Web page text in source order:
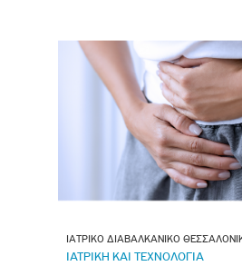
ΙΑΤΡΙΚΟ ΔΙΑΒΑΛΚΑΝΙΚΟ
ΙΑΤΡΙΚΗ ΚΑΙ ΤΕΧΝΟΛΟΓΙΑ